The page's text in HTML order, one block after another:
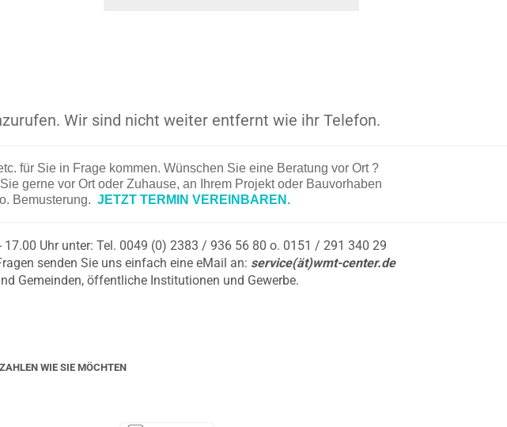
Wir sind nicht weiter entfernt wie ihr Telefon.
für Sie in Frage kommen. Wünschen Sie eine Beratung vor Ort ?
gerne vor Ort oder Zuhause, an Ihrem Projekt oder Bauvorhaben
Bemusterung. JETZT TERMIN VEREINBAREN.
Uhr unter: Tel. 0049 (0) 2383 / 936 56 80 o. 0151 / 291 340 29
senden Sie uns einfach eine eMail an: service(ät)wmt-center.de
Gemeinden, öffentliche Institutionen und Gewerbe.
WIE SIE MÖCHTEN